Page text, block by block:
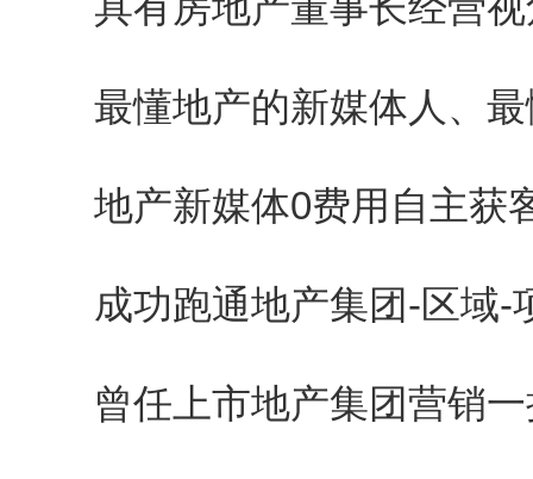
最懂地产的新媒体人、最
地产新媒体0费用自主获
成功跑通地产集团-区域-
曾任上市地产集团营销一